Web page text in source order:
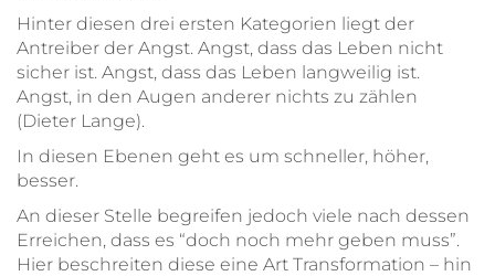
Hinter diesen drei ersten Kategorien liegt der
Antreiber der Angst. Angst, dass das Leben nicht
sicher ist. Angst, dass das Leben langweilig ist.
Angst, in den Augen anderer nichts zu zählen
(Dieter Lange).
In diesen Ebenen geht es um schneller, höher,
besser.
An dieser Stelle begreifen jedoch viele nach dessen
Erreichen, dass es “doch noch mehr geben muss”.
Hier beschreiten diese eine Art Transformation – hin